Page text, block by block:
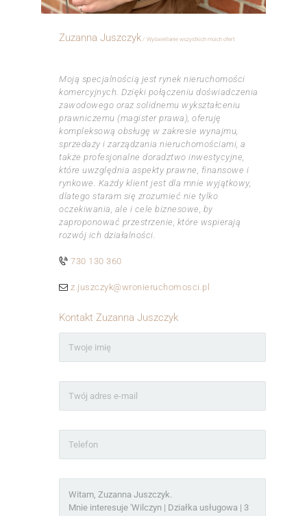
Zuzanna Juszczyk Wyświetlanie wszystkich moich ofert
Moją specjalnością jest rynek nieruchomości
komercyjnych. Dzięki połączeniu doświadczenia
zawodowego oraz solidnemu wykształceniu
prawniczemu (magister prawa), oferuję
kompleksową obsługę w zakresie wynajmu,
sprzedaży i zarządzania nieruchomościami, a
także profesjonalne doradztwo inwestycyjne,
które uwzględnia aspekty prawne, finansowe i
rynkowe. Każdy klient jest dla mnie wyjątkowy,
dlatego staram się zrozumieć nie tylko
oczekiwania, ale i cele biznesowe, by
zaproponować przestrzenie, które wspierają
rozwój ich działalności.
730 130 360
z.juszczyk@wronieruchomosci.pl
Kontakt Zuzanna Juszczyk